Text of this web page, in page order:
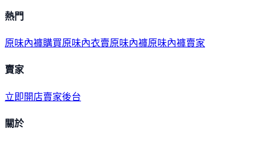
熱門
原味內褲購買原味內衣賣原味內褲原味內褲賣家
賣家
立即開店賣家後台
關於